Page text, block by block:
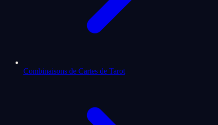
Combinaisons de Cartes de Tarot